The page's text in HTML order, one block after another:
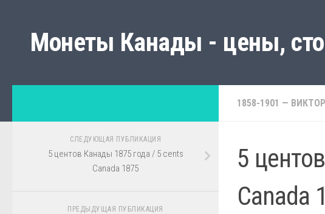
Монеты Канады - цены,
1858-1901 —
5
Canada
СЛЕДУЮЩАЯ ПУБЛИКАЦИЯ
5 центов Канады 1875 года / 5 cents
Canada 1875
ПРЕДЫДУЩАЯ ПУБЛИКАЦИЯ